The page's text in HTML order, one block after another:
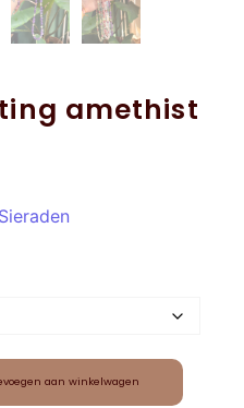
amethist
Sieraden
aan winkelwagen